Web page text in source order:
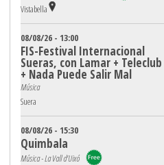
Vistabella
08/08/26 - 13:00
FIS-Festival Internacional
Sueras, con Lamar + Teleclub
+ Nada Puede Salir Mal
Música
Suera
08/08/26 - 15:30
Quimbala
Música - La Vall d'Uixó